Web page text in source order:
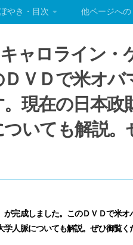
やき・目次 他ページへ
ャロライン・
ＶＤで米オバ
現在の日本政
いても解説。
完成しました。このＤＶＤで米
人脈についても解説。ぜひ御覧